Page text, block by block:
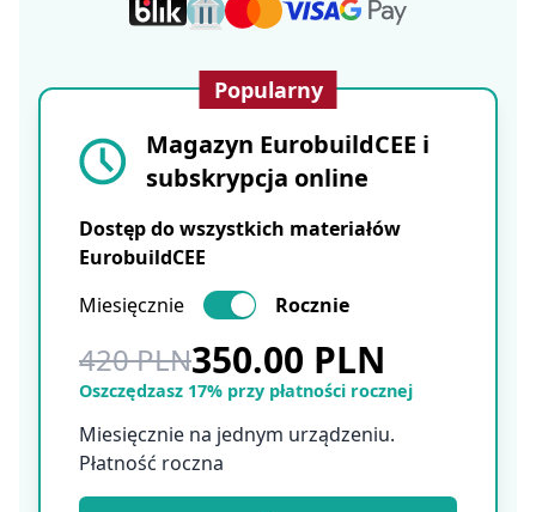
Popularny
Magazyn EurobuildCEE i
subskrypcja online
Dostęp do wszystkich materiałów
EurobuildCEE
Miesięcznie
Rocznie
420 PLN350.00 PLN
Oszczędzasz 17% przy płatności rocznej
Miesięcznie na jednym urządzeniu.
Płatność roczna